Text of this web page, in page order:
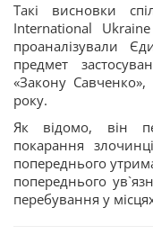
Такі висновки
International
проаналізували
предмет
«Закону
року.
Як відомо, він
покарання
попереднього
попереднього
перебування у